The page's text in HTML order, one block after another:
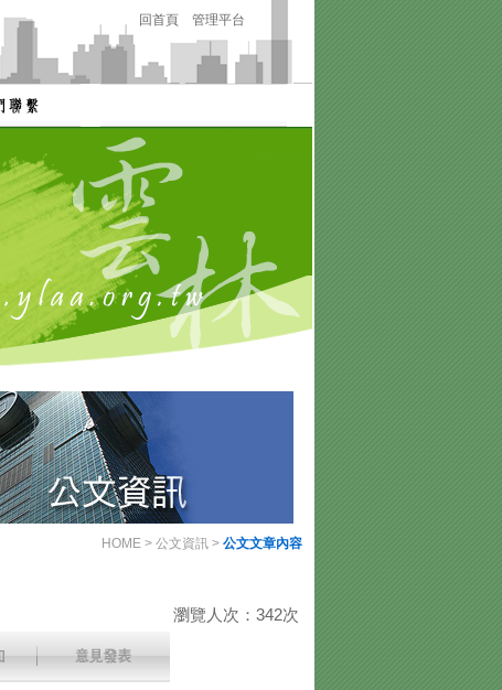
回首頁 管理平台
HOME > 公文資訊 > 公文文章內容
瀏覽人次：342次